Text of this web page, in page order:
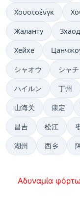
Χουοτσένγκ
Жаланту
Хейхе
シャオウ シャチ
ハイルン 丁州
山海关 康定
昌吉 松江
湖州 西乡
Αδυναμία